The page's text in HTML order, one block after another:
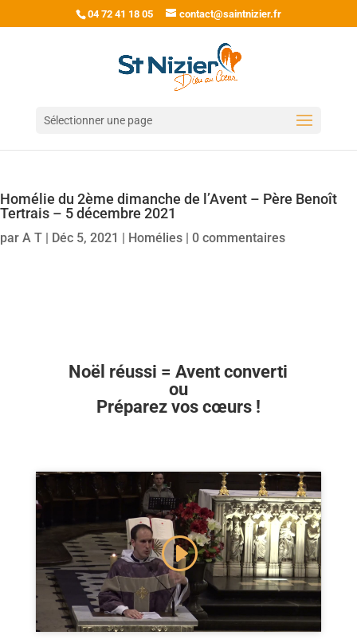
04 72 41 18 05 contact@saintnizier.fr
Sélectionner une page
Homélie du 2ème dimanche de l’Avent – Père Benoît
Tertrais – 5 décembre 2021
par A T | Déc 5, 2021 | Homélies | 0 commentaires
Noël réussi = Avent converti
ou
Préparez vos cœurs !
Cliquez pour accepter les cookies marketing
et activer ce contenu